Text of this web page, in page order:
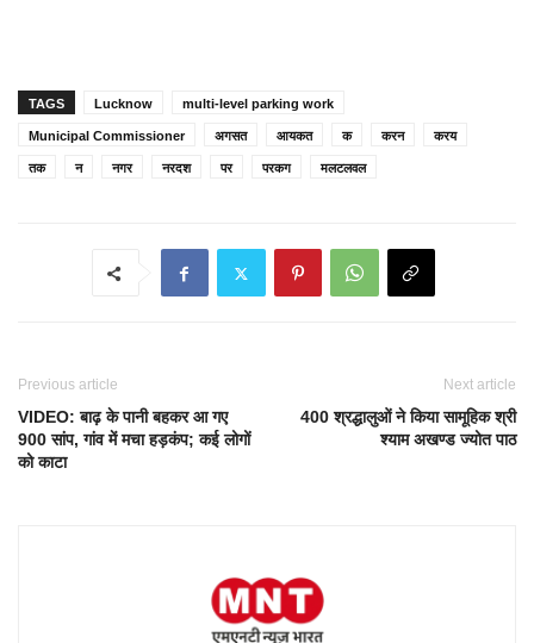
TAGS Lucknow multi-level parking work
Municipal Commissioner अगसत आयकत क करन करय
तक न नगर नरदश पर परकग मलटलवल
Previous article
VIDEO: बाढ़ के पानी बहकर आ गए
900 सांप, गांव में मचा हड़कंप; कई लोगों
को काटा
Next article
400 श्रद्धालुओं ने किया सामूहिक श्री
श्याम अखण्ड ज्योत पाठ